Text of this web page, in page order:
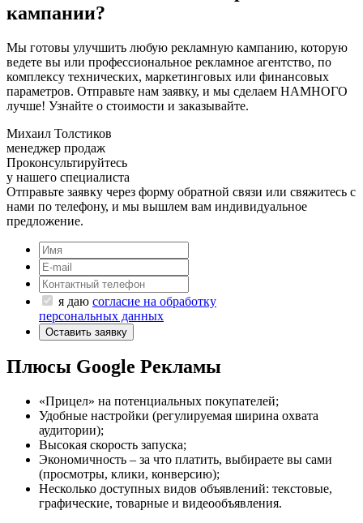
кампании?
Мы готовы улучшить любую рекламную кампанию, которую
ведете вы или профессиональное рекламное агентство, по
комплексу технических, маркетинговых или финансовых
параметров. Отправьте нам заявку, и мы сделаем НАМНОГО
лучше! Узнайте о стоимости и заказывайте.
Михаил Толстиков
менеджер продаж
Проконсультируйтесь
у нашего специалиста
Отправьте заявку через форму обратной связи или свяжитесь с
нами по телефону, и мы вышлем вам индивидуальное
предложение.
я даю согласие на обработку
персональных данных
Оставить заявку
Плюсы Google Рекламы
«Прицел» на потенциальных покупателей;
Удобные настройки (регулируемая ширина охвата
аудитории);
Высокая скорость запуска;
Экономичность – за что платить, выбираете вы сами
(просмотры, клики, конверсию);
Несколько доступных видов объявлений: текстовые,
графические, товарные и видеообъявления.